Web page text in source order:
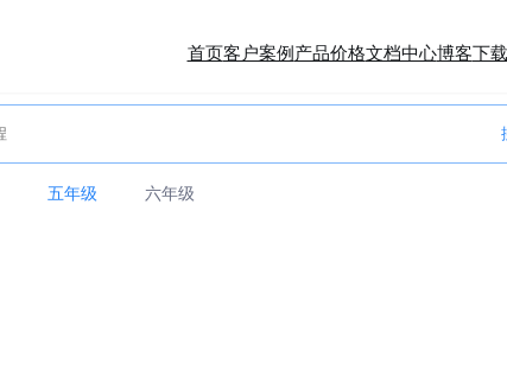
首页客户案例产品价格文档中心博客下载
五年级 六年级